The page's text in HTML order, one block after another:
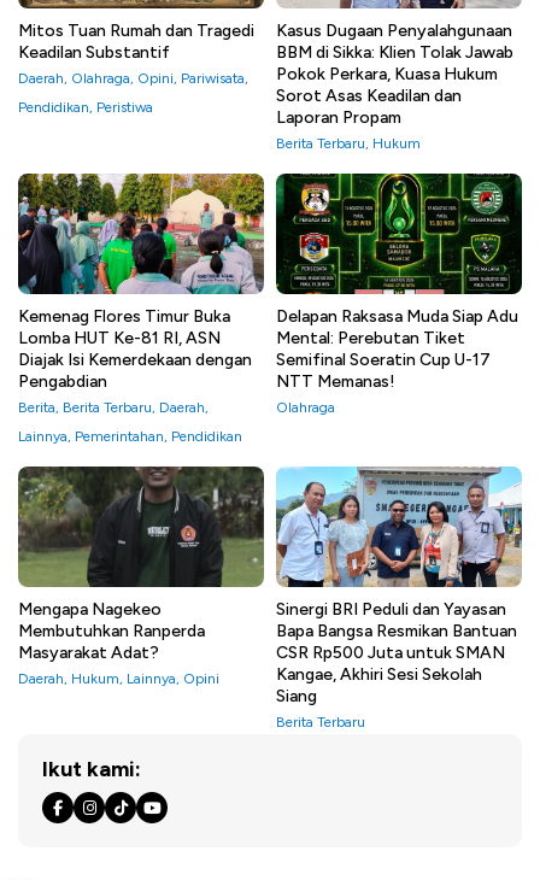
Mitos Tuan Rumah dan Tragedi
Keadilan Substantif
Daerah, Olahraga, Opini, Pariwisata,
Pendidikan, Peristiwa
Kasus Dugaan Penyalahgunaan
BBM di Sikka: Klien Tolak Jawab
Pokok Perkara, Kuasa Hukum
Sorot Asas Keadilan dan
Laporan Propam
Berita Terbaru, Hukum
Kemenag Flores Timur Buka
Lomba HUT Ke-81 RI, ASN
Diajak Isi Kemerdekaan dengan
Pengabdian
Berita, Berita Terbaru, Daerah,
Lainnya, Pemerintahan, Pendidikan
Delapan Raksasa Muda Siap Adu
Mental: Perebutan Tiket
Semifinal Soeratin Cup U-17
NTT Memanas!
Olahraga
Mengapa Nagekeo
Membutuhkan Ranperda
Masyarakat Adat?
Daerah, Hukum, Lainnya, Opini
Sinergi BRI Peduli dan Yayasan
Bapa Bangsa Resmikan Bantuan
CSR Rp500 Juta untuk SMAN
Kangae, Akhiri Sesi Sekolah
Siang
Berita Terbaru
Ikut kami: